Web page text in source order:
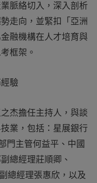
脈絡切入，深入剖析
走向，並緊扣「亞洲
融機構在人才培育與
框架。
驗
杰擔任主持人，與談
業，包括：星展銀行
門主管何益平、中國
總經理莊順卿、
總經理張惠欣，以及